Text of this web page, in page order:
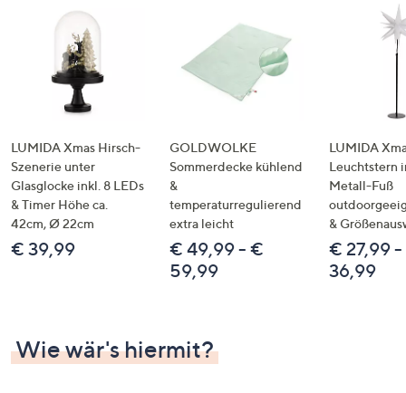
LUMIDA Xmas Hirsch-
Szenerie unter
Glasglocke inkl. 8 LEDs
& Timer Höhe ca.
42cm, Ø 22cm
€ 39,99
GOLDWOLKE
Sommerdecke kühlend
&
temperaturregulierend
extra leicht
€ 49,99 - €
59,99
LUMIDA
Leuchtstern
Metall-Fuß
&
€ 27,99
36,99
Wie wär's hiermit?